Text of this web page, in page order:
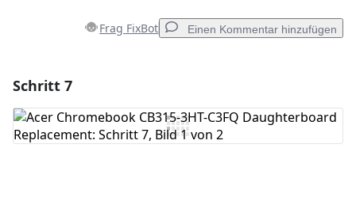
Frag FixBot Einen Kommentar hinzufügen
Kommentar hinzufügen
Schritt 7